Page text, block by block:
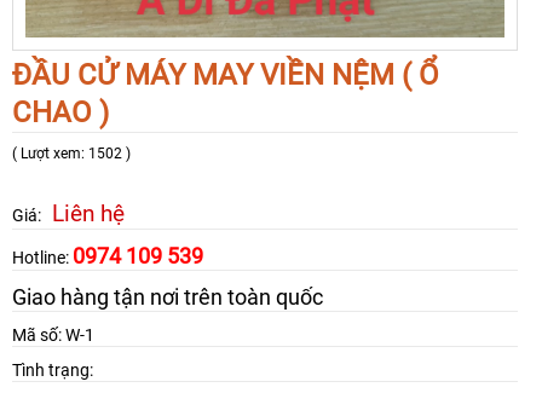
ĐẦU CỬ MÁY MAY VIỀN NỆM ( Ổ
CHAO )
( Lượt xem: 1502 )
Giá: Liên hệ
Hotline: 0974 109 539
Giao hàng tận nơi trên toàn quốc
Mã số: W-1
Tình trạng: